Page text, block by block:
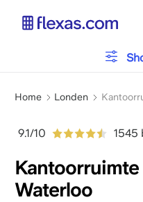
gaanKruimelpad
Home Londen
9.1/10 1545
Waterloo
Parkeren
Voorzieningen